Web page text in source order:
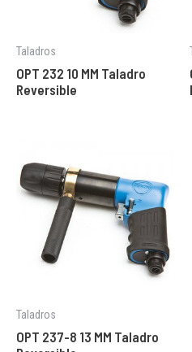
Taladros
OPT 232 10 MM Taladro
Reversible
Taladros
OPT 237-8 13 MM Taladro